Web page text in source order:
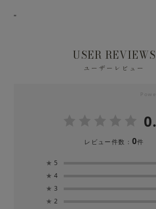
"
USER REVIEWS
ユーザーレビュー
レビュー件数： 0件
★ 5
★ 4
★ 3
★ 2